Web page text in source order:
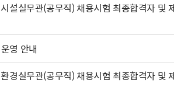
설실무관(공무직) 채용시험 최종합격자 및
영 안내
경실무관(공무직) 채용시험 최종합격자 및